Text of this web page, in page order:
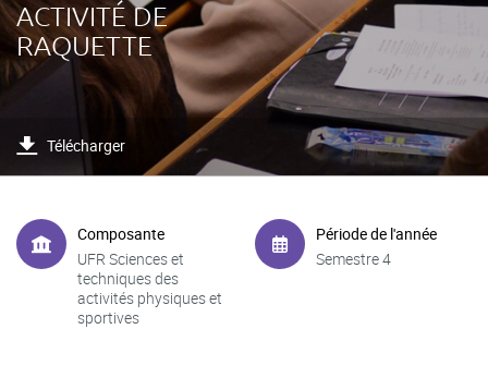
ACTIVITÉ DE
RAQUETTE
Télécharger
Composante
UFR Sciences et
techniques des
activités physiques et
sportives
Période de l'année
Semestre 4